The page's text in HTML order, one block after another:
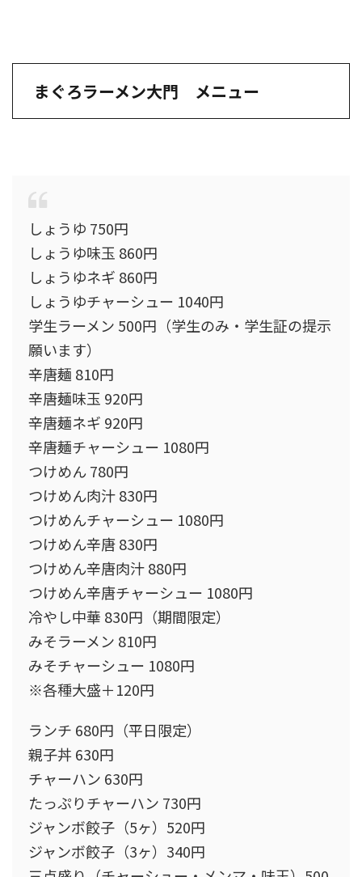
まぐろラーメン大門 メニュー
しょうゆ 750円
しょうゆ味玉 860円
しょうゆネギ 860円
しょうゆチャーシュー 1040円
学生ラーメン 500円（学生のみ・学生証の提示
願います）
辛唐麺 810円
辛唐麺味玉 920円
辛唐麺ネギ 920円
辛唐麺チャーシュー 1080円
つけめん 780円
つけめん肉汁 830円
つけめんチャーシュー 1080円
つけめん辛唐 830円
つけめん辛唐肉汁 880円
つけめん辛唐チャーシュー 1080円
冷やし中華 830円（期間限定）
みそラーメン 810円
みそチャーシュー 1080円
※各種大盛＋120円
ランチ 680円（平日限定）
親子丼 630円
チャーハン 630円
たっぷりチャーハン 730円
ジャンボ餃子（5ヶ）520円
ジャンボ餃子（3ヶ）340円